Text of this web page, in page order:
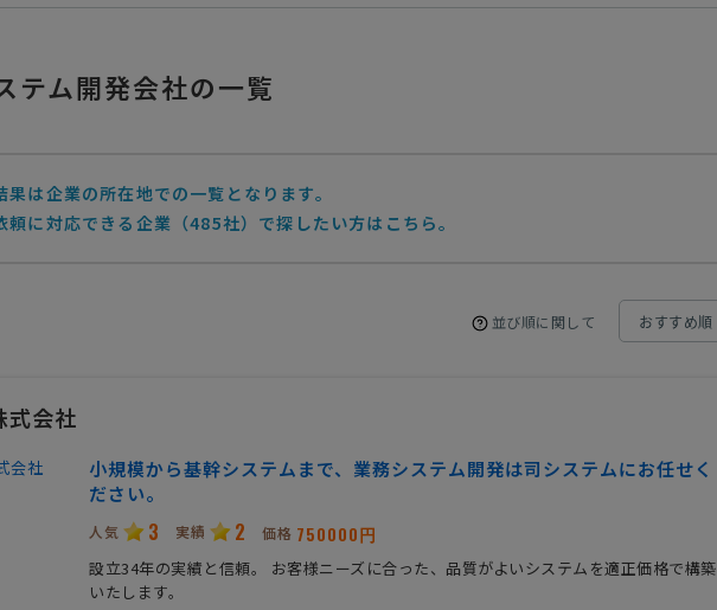
開発の見積もり依頼 相談して決めたい 福岡県
テム開発会社の一覧
果は企業の所在地での一覧となります。
頼に対応できる企業（485社）で探したい方はこちら。
並び順に関して
式会社
小規模から基幹システムまで、業務システム開発は司システムにお任せく
ださい。
人気 3 実績 2 価格 750000円
設立34年の実績と信頼。 お客様ニーズに合った、品質がよいシステムを適正価格で構築
いたします。